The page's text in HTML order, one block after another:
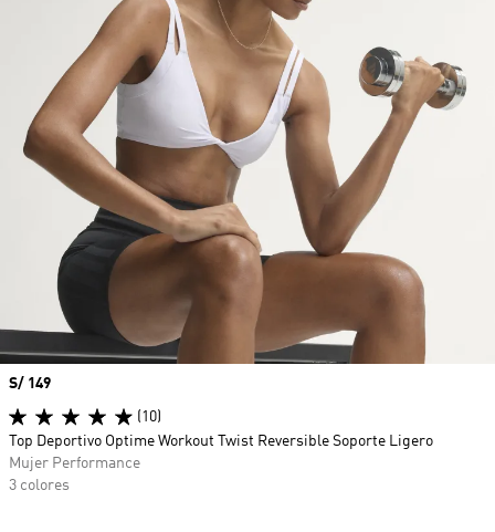
Precio
S/ 149
(10)
Top Deportivo Optime Workout Twist Reversible Soporte Ligero
Mujer Performance
3 colores